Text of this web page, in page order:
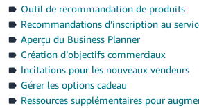
Outil de recommandation de produits
Recommandations d’inscription au
Aperçu du Business Planner
Création d’objectifs commerciaux
Incitations pour les nouveaux vendeurs
Gérer les options cadeau
Ressources supplémentaires pour